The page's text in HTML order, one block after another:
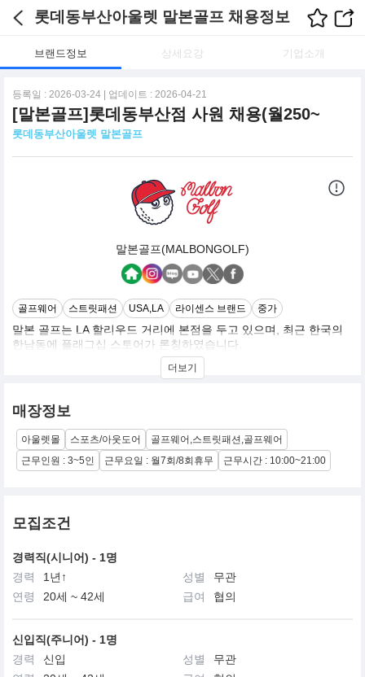
롯데동부산아울렛 말본골프 채용정보
브랜드정보 상세요강 기업소개
등록일 : 2026-03-24 | 업데이트 : 2026-04-21
[말본골프]롯데동부산점 사원 채용(월250~
롯데동부산아울렛 말본골프
말본골프(MALBONGOLF)
골프웨어 스트릿패션 USA,LA 라이센스 브랜드 중가
말본 골프는 LA 할리우드 거리에 본점을 두고 있으며, 최근 한국의
한남동에 플래그십 스토어가 론칭하였습니다.
말본 골프는 미국과 일본의 젊은 골퍼들과 트랜디한 피플들에게 관
말본 골프는 기존 골프 브랜드들의 정형화된 디자인 및 퍼포먼스 위
주의 딱딱한 이미지에서 벗어나, 창조적이면서도
또한, 나이키, 캘러웨이, 에코, 오클리, 푸마, 라일 앤 스콧, 비츠바이
드레, 등, 인기 브랜드들과의 협업을 통해 디자인을 인정받고 있습니
다.
단순한 골프 브랜드가 아닌, 젊고 쿨한 골프의 새로운 문화를 이끌어
가고 있으며, 이미 이를 알고 있는 많은 유명 골퍼들과 뮤지션들의
더보기
매장정보
아울렛몰 스포츠/아웃도어
골프웨어,스트릿패션,골프웨어
근무인원 : 3~5인
근무요일 : 월7회/8회휴무 근무시간 : 10:00~21:00
모집조건
경력직(시니어) - 1명
경력
1년↑ 성별
무관
연령
20세 ~ 42세 급여 협의
신입직(주니어) - 1명
경력
신입 성별
무관